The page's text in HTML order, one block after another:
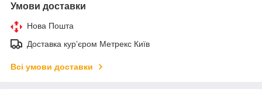
Умови доставки
Нова Пошта
Доставка курʼєром Метрекс Київ
Всі умови доставки